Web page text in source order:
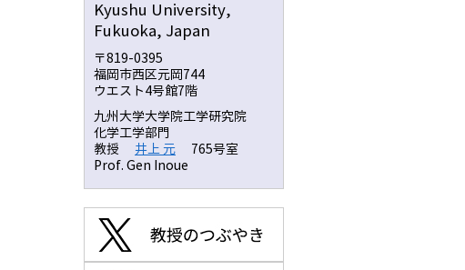
Kyushu University,
Fukuoka, Japan
〒819-0395
福岡市西区元岡744
ウエスト4号館7階
九州大学大学院工学研究院
化学工学部門
教授 井上 元 765号室
Prof. Gen Inoue